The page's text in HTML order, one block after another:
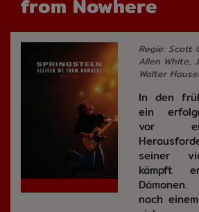
from Nowhere
Regie: Scott
Allen White,
Walter
In den
ein
vor
seiner
kämpft
nach